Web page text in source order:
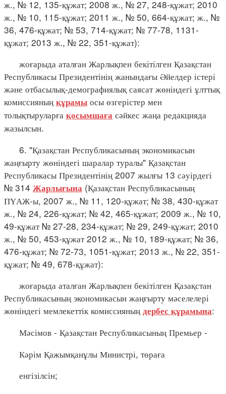
ж., № 12, 135-құжат; 2008 ж., № 27, 248-құжат; 2010
ж., № 10, 115-құжат; 2011 ж., № 50, 664-құжат; ж., №
36, 476-құжат; № 53, 714-құжат; № 77-78, 1131-
құжат; 2013 ж., № 22, 351-құжат):
жоғарыда аталған Жарлықпен бекітілген Қазақстан
Республикасы Президентінің жанындағы Әйелдер істері
және отбасылық-демографиялық саясат жөніндегі ұлттық
комиссияның құрамы осы өзгерістер мен
толықтыруларға қосымшаға сәйкес жаңа редакцияда
жазылсын.
6. "Қазақстан Республикасының экономикасын
жаңғырту жөніндегі шаралар туралы" Қазақстан
Республикасы Президентінің 2007 жылғы 13 сәуірдегі
№ 314 Жарлығына (Қазақстан Республикасының
ПҮАЖ-ы, 2007 ж., № 11, 120-құжат; № 38, 430-құжат
ж., № 24, 226-құжат; № 42, 465-құжат; 2009 ж., № 10,
49-құжат № 27-28, 234-құжат; № 29, 249-құжат; 2010
ж., № 50, 453-құжат 2012 ж., № 10, 189-құжат; № 36,
476-құжат; № 72-73, 1051-құжат; 2013 ж., № 22, 351-
құжат; № 49, 678-құжат):
жоғарыда аталған Жарлықпен бекітілген Қазақстан
Республикасының экономикасын жаңғырту мәселелері
жөніндегі мемлекеттік комиссияның дербес құрамына:
Мәсімов - Қазақстан Республикасының Премьер -
Кәрім Қажымқанұлы Министрі, төраға
енгізілсін;